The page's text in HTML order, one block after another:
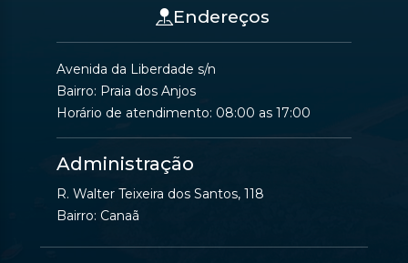
Endereços
Avenida da Liberdade s/n
Bairro: Praia dos Anjos
Horário de atendimento: 08:00 as 17:00
Administração
R. Walter Teixeira dos Santos, 118
Bairro: Canaã